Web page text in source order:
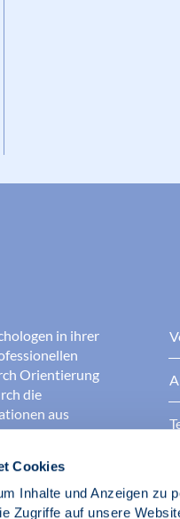
Cookies
Inhalte und Anzeigen zu
Zugriffe auf unsere
in ihrer
Orientierung
die
aus
dafür, dass
Ansehen aller